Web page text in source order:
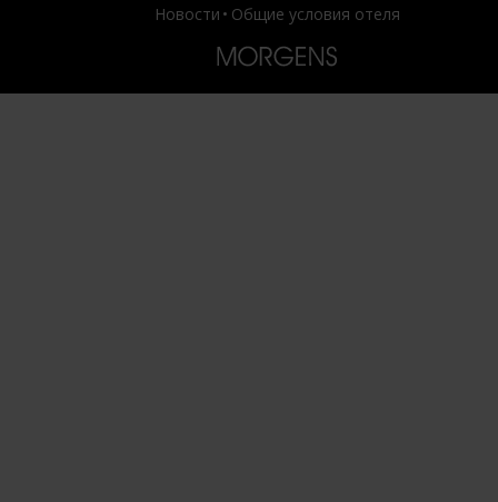
Новости
Общие условия отеля